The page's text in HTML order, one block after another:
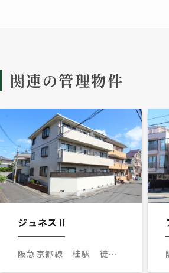
関連の管理物件
ジュネスⅡ
阪急京都線 桂駅 徒歩8